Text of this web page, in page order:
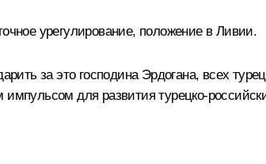
урегулирование, положение в Ливии.
за это господина Эрдогана, всех
для развития турецко-